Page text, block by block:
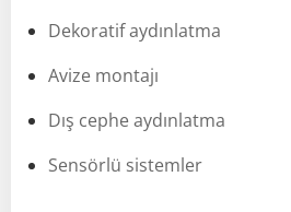
Dekoratif aydınlatma
Avize montajı
Dış cephe aydınlatma
Sensörlü sistemler